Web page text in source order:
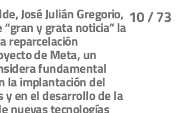
10/ 73
José Julián Gregorio,
y grata noticia” la
reparcelación
de Meta, un
fundamental
la implantación del
y en el desarrollo de la
nuevas tecnologías